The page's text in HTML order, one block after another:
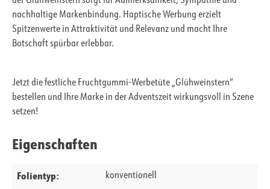
nachhaltige Markenbindung. Haptische Werbung erzielt
Spitzenwerte in Attraktivität und Relevanz und macht Ihre
Botschaft spürbar erlebbar.
Jetzt die festliche Fruchtgummi-Werbetüte „Glühweinstern“
bestellen und Ihre Marke in der Adventszeit wirkungsvoll in Szene
setzen!
Eigenschaften
Folientyp: konventionell